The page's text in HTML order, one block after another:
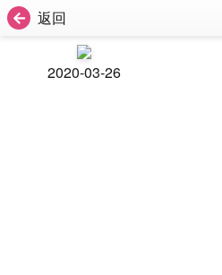
返回
2020-03-26